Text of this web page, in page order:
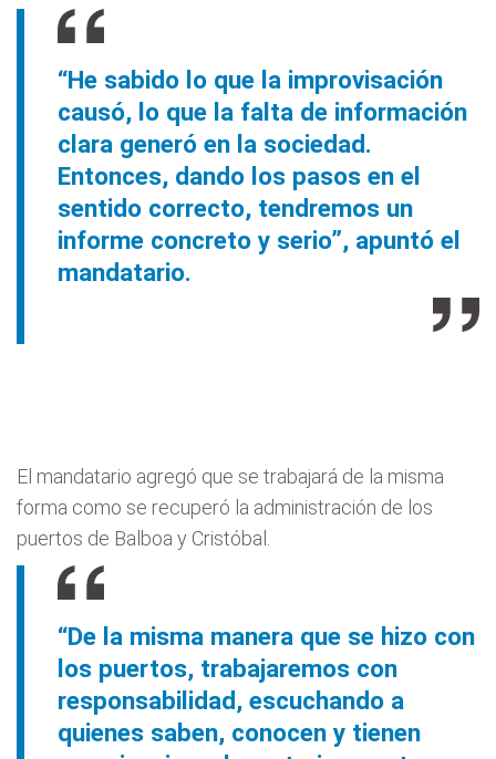
“He sabido lo que la improvisación
causó, lo que la falta de información
clara generó en la sociedad.
Entonces, dando los pasos en el
sentido correcto, tendremos un
informe concreto y serio”, apuntó el
mandatario.
El mandatario agregó que se trabajará de la misma
forma como se recuperó la administración de los
puertos de Balboa y Cristóbal.
“De la misma manera que se hizo con
los puertos, trabajaremos con
responsabilidad, escuchando a
quienes saben, conocen y tienen